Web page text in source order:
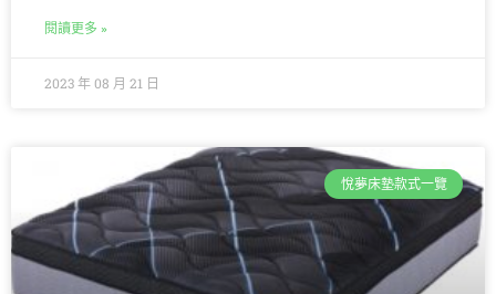
閱讀更多 »
2023 年 08 月 21 日
悅夢床墊款式一覽